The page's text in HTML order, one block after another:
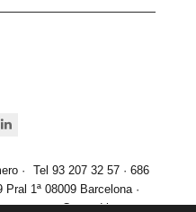
linkedin
·
Tel 93 207 32 57 · 686
Pral 1ª 08009 Barcelona ·
· Created by